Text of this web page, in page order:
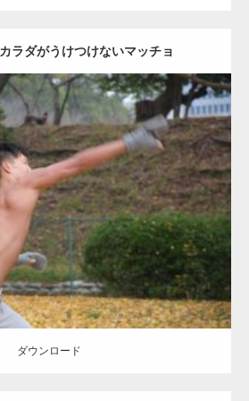
ラダがうけつけないマッチョ
Update:2021.07.8
チョ その他 AKIHITO(細マッチョ) 背中
ダウンロード